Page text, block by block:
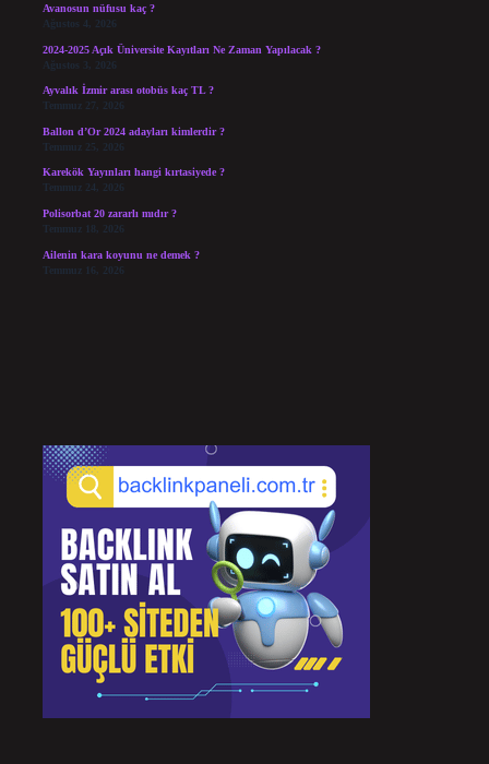
Avanosun nüfusu kaç ?
Ağustos 4, 2026
2024-2025 Açık Üniversite Kayıtları Ne Zaman Yapılacak ?
Ağustos 3, 2026
Ayvalık İzmir arası otobüs kaç TL ?
Temmuz 27, 2026
Ballon d’Or 2024 adayları kimlerdir ?
Temmuz 25, 2026
Karekök Yayınları hangi kırtasiyede ?
Temmuz 24, 2026
Polisorbat 20 zararlı mıdır ?
Temmuz 18, 2026
Ailenin kara koyunu ne demek ?
Temmuz 16, 2026